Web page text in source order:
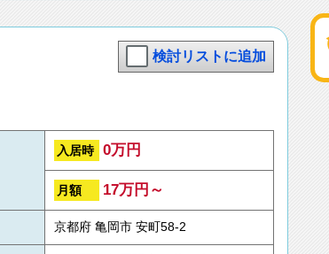
検討リストに追加
入居時 0万円
月額 17万円～
京都府 亀岡市 安町58-2